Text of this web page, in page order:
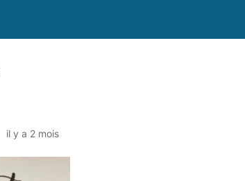
il y a 2 mois